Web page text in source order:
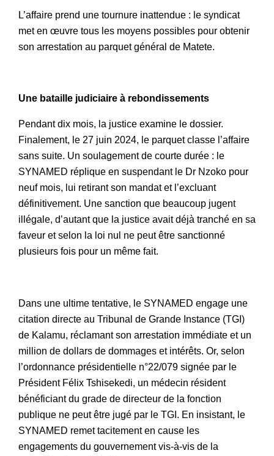
L’affaire prend une tournure inattendue : le syndicat
met en œuvre tous les moyens possibles pour obtenir
son arrestation au parquet général de Matete.
Une bataille judiciaire à rebondissements
Pendant dix mois, la justice examine le dossier.
Finalement, le 27 juin 2024, le parquet classe l’affaire
sans suite. Un soulagement de courte durée : le
SYNAMED réplique en suspendant le Dr Nzoko pour
neuf mois, lui retirant son mandat et l’excluant
définitivement. Une sanction que beaucoup jugent
illégale, d’autant que la justice avait déjà tranché en sa
faveur et selon la loi nul ne peut être sanctionné
plusieurs fois pour un même fait.
Dans une ultime tentative, le SYNAMED engage une
citation directe au Tribunal de Grande Instance (TGI)
de Kalamu, réclamant son arrestation immédiate et un
million de dollars de dommages et intérêts. Or, selon
l’ordonnance présidentielle n°22/079 signée par le
Président Félix Tshisekedi, un médecin résident
bénéficiant du grade de directeur de la fonction
publique ne peut être jugé par le TGI. En insistant, le
SYNAMED remet tacitement en cause les
engagements du gouvernement vis-à-vis de la